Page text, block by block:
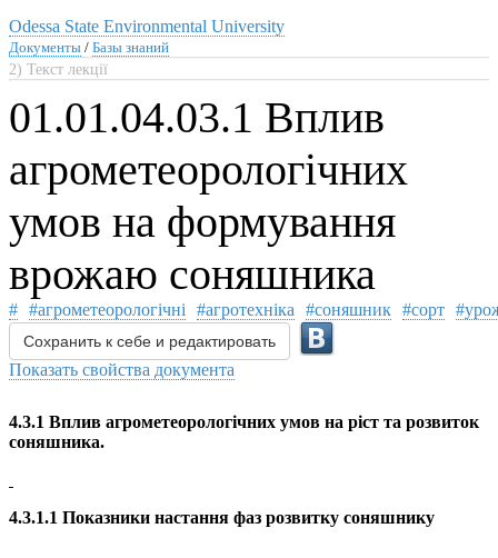
Odessa State Environmental University
Документы / Базы знаний
2) Текст лекції
01.01.04.03.1 Вплив
агрометеорологічних
умов на формування
врожаю соняшника
# #агрометеорологічні #агротехніка #соняшник #сорт
Сохранить к себе и редактировать
Показать свойства документа
4.3.1 Вплив агрометеорологічних умов на ріст та розвиток
соняшника.
4.3.1.1 Показники настання фаз розвитку соняшнику